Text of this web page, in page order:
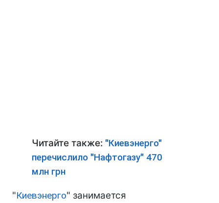
Читайте также: "Киевэнерго"
перечислило "Нафтогазу" 470
млн грн
"Киевэнерго" занимается